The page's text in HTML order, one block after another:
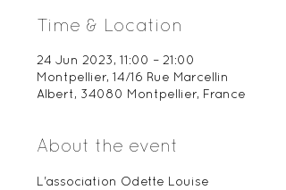
Time & Location
24 Jun 2023, 11:00 – 21:00
Montpellier, 14/16 Rue Marcellin
Albert, 34080 Montpellier, France
About the event
L'association Odette Louise